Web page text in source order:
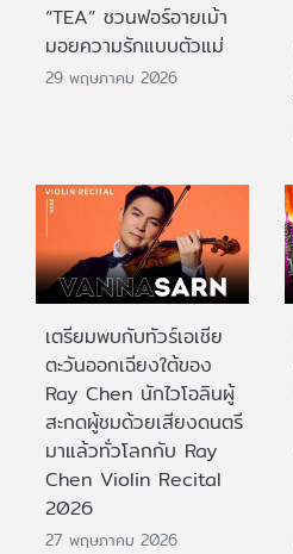
“TEA” ชวนฟอร์อายเม้า
มอยความรักแบบตัวแม่
29 พฤษภาคม 2026
เตรียมพบกับทัวร์เอเชีย
ตะวันออกเฉียงใต้ของ
Ray Chen นักไวโอลินผู้
สะกดผู้ชมด้วยเสียงดนตรี
มาแล้วทั่วโลกกับ Ray
Chen Violin Recital
2026
27 พฤษภาคม 2026